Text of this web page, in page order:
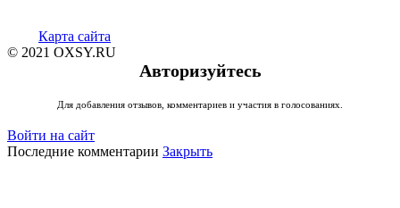
Карта сайта
© 2021 OXSY.RU
Авторизуйтесь
Для добавления отзывов, комментариев и участия в голосованиях.
Войти на сайт
Последние комментарии Закрыть